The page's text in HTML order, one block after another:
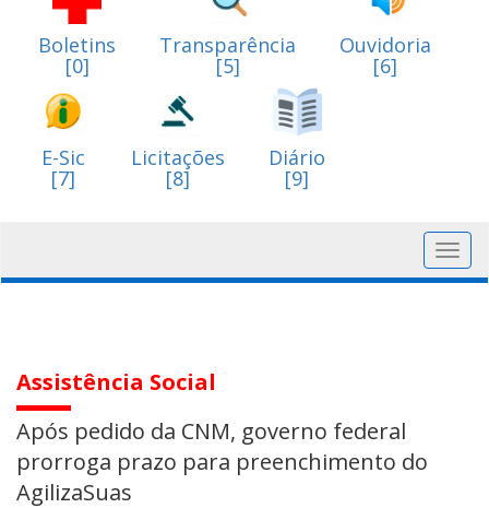
Boletins
[0]
Transparência
[5]
Ouvidoria
[6]
E-Sic
[7]
Licitações
[8]
Diário
[9]
Assistência Social
Após pedido da CNM, governo federal
prorroga prazo para preenchimento do
AgilizaSuas